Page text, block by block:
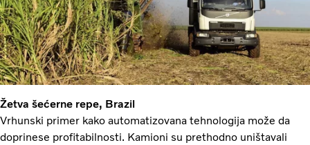
Žetva šećerne repe, Brazil
Vrhunski primer kako automatizovana tehnologija može da
doprinese profitabilnosti. Kamioni su prethodno uništavali